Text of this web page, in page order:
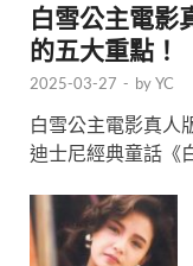
白雪公主電影
的五大重點！
2025-03-27 - byYC
白雪公主電影真人
迪士尼經典童話《